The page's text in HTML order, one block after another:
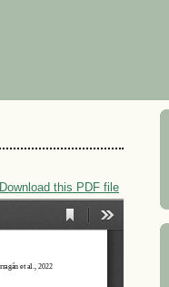
Download this PDF file